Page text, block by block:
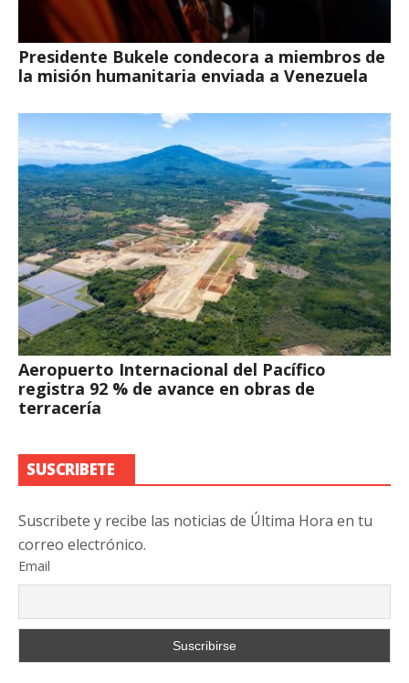
Presidente Bukele condecora a miembros de
la misión humanitaria enviada a Venezuela
Aeropuerto Internacional del Pacífico
registra 92 % de avance en obras de
terracería
SUSCRIBETE
Suscribete y recibe las noticias de Última Hora en tu
correo electrónico.
Email